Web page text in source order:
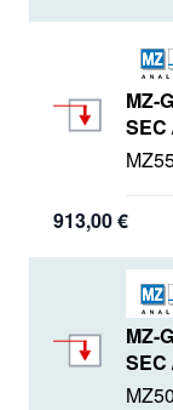
MZ-
SEC
913,00 €
MZ-
SEC